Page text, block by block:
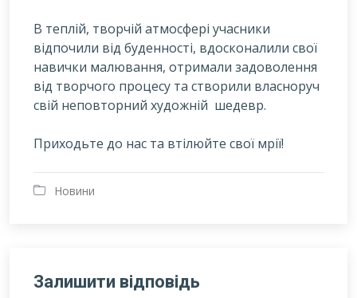
В теплій, творчій атмосфері учасники
відпочили від буденності, вдосконалили свої
навички малювання, отримали задоволення
від творчого процесу та створили власноруч
свій неповторний художній шедевр.
Приходьте до нас та втілюйте свої мрії!
Новини
Залишити відповідь